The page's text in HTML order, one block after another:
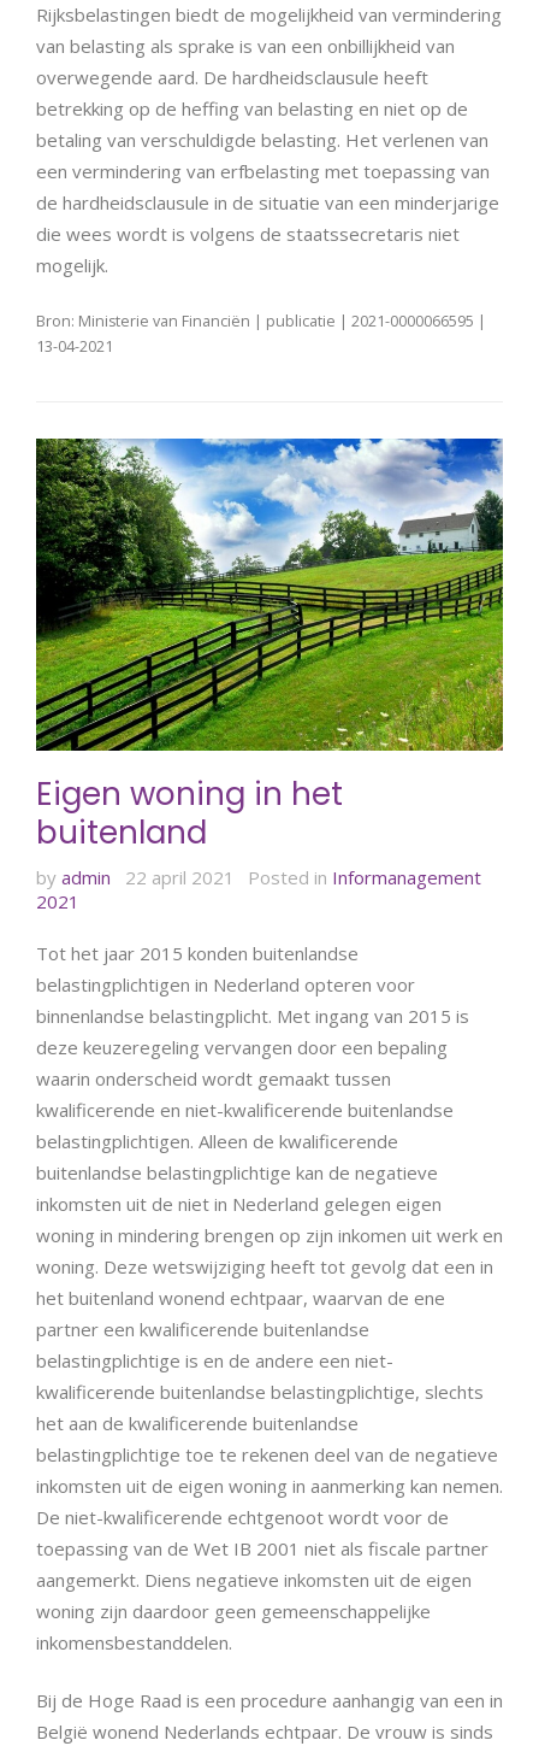
Rijksbelastingen biedt de mogelijkheid van vermindering
van belasting als sprake is van een onbillijkheid van
overwegende aard. De hardheidsclausule heeft
betrekking op de heffing van belasting en niet op de
betaling van verschuldigde belasting. Het verlenen van
een vermindering van erfbelasting met toepassing van
de hardheidsclausule in de situatie van een minderjarige
die wees wordt is volgens de staatssecretaris niet
mogelijk.
Bron: Ministerie van Financiën | publicatie | 2021-0000066595 |
13-04-2021
Eigen woning in het
buitenland
by admin 22 april 2021 Posted in Informanagement
2021
Tot het jaar 2015 konden buitenlandse
belastingplichtigen in Nederland opteren voor
binnenlandse belastingplicht. Met ingang van 2015 is
deze keuzeregeling vervangen door een bepaling
waarin onderscheid wordt gemaakt tussen
kwalificerende en niet-kwalificerende buitenlandse
belastingplichtigen. Alleen de kwalificerende
buitenlandse belastingplichtige kan de negatieve
inkomsten uit de niet in Nederland gelegen eigen
woning in mindering brengen op zijn inkomen uit werk en
woning. Deze wetswijziging heeft tot gevolg dat een in
het buitenland wonend echtpaar, waarvan de ene
partner een kwalificerende buitenlandse
belastingplichtige is en de andere een niet-
kwalificerende buitenlandse belastingplichtige, slechts
het aan de kwalificerende buitenlandse
belastingplichtige toe te rekenen deel van de negatieve
inkomsten uit de eigen woning in aanmerking kan nemen.
De niet-kwalificerende echtgenoot wordt voor de
toepassing van de Wet IB 2001 niet als fiscale partner
aangemerkt. Diens negatieve inkomsten uit de eigen
woning zijn daardoor geen gemeenschappelijke
inkomensbestanddelen.
Bij de Hoge Raad is een procedure aanhangig van een in
België wonend Nederlands echtpaar. De vrouw is sinds